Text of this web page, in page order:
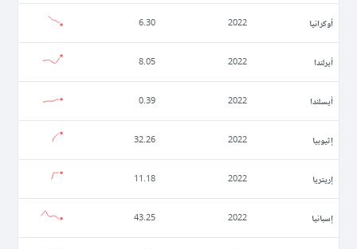
أوكرانيا 2022
6.30
أيرلندا 2022
8.05
أيسلندا 2022
0.39
إثيوبيا 2022
32.26
إريتريا 2022
11.18
إسبانيا 2022
43.25